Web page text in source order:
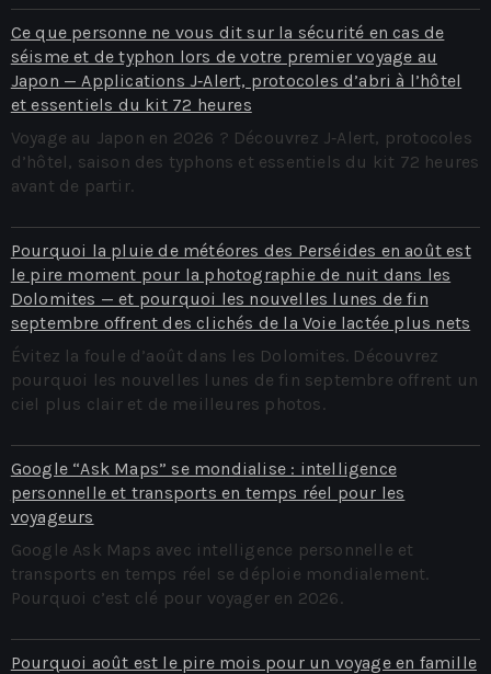
Ce que personne ne vous dit sur la sécurité en cas de
séisme et de typhon lors de votre premier voyage au
Japon — Applications J‑Alert, protocoles d’abri à l’hôtel
et essentiels du kit 72 heures
Voyage au Japon en 2026 ? Découvrez J‑Alert, protocoles
d’hôtel, saison des typhons et essentiels du kit 72 heures
avant de partir.
Pourquoi la pluie de météores des Perséides en août est
le pire moment pour la photographie de nuit dans les
Dolomites — et pourquoi les nouvelles lunes de fin
septembre offrent des clichés de la Voie lactée plus nets
Évitez la foule d’août dans les Dolomites. Découvrez
pourquoi les nouvelles lunes de fin septembre offrent un
ciel plus clair et de meilleures photos.
Google “Ask Maps” se mondialise : intelligence
personnelle et transports en temps réel pour les
voyageurs
Google Ask Maps avec intelligence personnelle et
transports en temps réel se déploie mondialement.
Pourquoi c’est clé pour voyager en 2026.
Pourquoi août est le pire mois pour un voyage en famille